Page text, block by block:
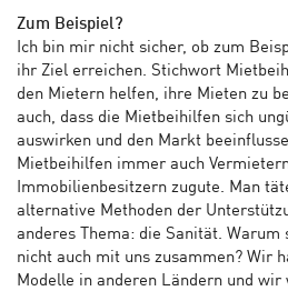
Zum Beispiel?
Ich bin mir nicht sicher, ob zum
ihr Ziel erreichen. Stichwort
den Mietern helfen, ihre Mieten zu
auch, dass die Mietbeihilfen sich
auswirken und den Markt
Mietbeihilfen immer auch
Immobilienbesitzern zugute. Man
alternative Methoden der
anderes Thema: die Sanität. Warum
nicht auch mit uns zusammen? Wir
Modelle in anderen Ländern und